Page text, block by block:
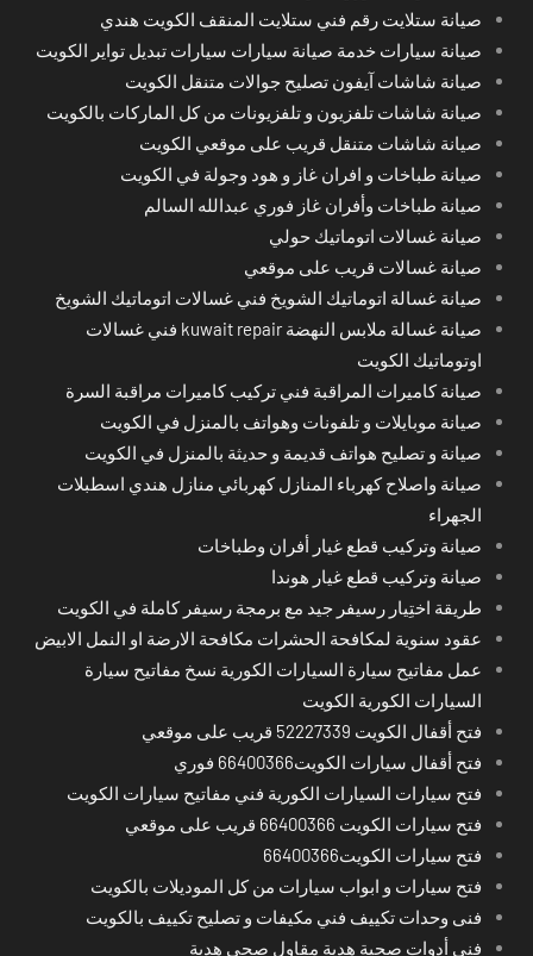
صيانة ستلايت رقم فني ستلايت المنقف الكويت هندي
صيانة سيارات خدمة صيانة سيارات سيارات تبديل تواير الكويت
صيانة شاشات آيفون تصليح جوالات متنقل الكويت
صيانة شاشات تلفزيون و تلفزيونات من كل الماركات بالكويت
صيانة شاشات متنقل قريب على موقعي الكويت
صيانة طباخات و افران غاز و هود وجولة في الكويت
صيانة طباخات وأفران غاز فوري عبدالله السالم
صيانة غسالات اتوماتيك حولي
صيانة غسالات قريب على موقعي
صيانة غسالة اتوماتيك الشويخ فني غسالات اتوماتيك الشويخ
صيانة غسالة ملابس النهضة kuwait repair فني غسالات
اوتوماتيك الكويت
صيانة كاميرات المراقبة فني تركيب كاميرات مراقبة السرة
صيانة موبايلات و تلفونات وهواتف بالمنزل في الكويت
صيانة و تصليح هواتف قديمة و حديثة بالمنزل في الكويت
صيانة واصلاح كهرباء المنازل كهربائي منازل هندي اسطبلات
الجهراء
صيانة وتركيب قطع غيار أفران وطباخات
صيانة وتركيب قطع غيار هوندا
طريقة اختِيار رسيفر جيد مع برمجة رسيفر كاملة في الكويت
عقود سنوية لمكافحة الحشرات مكافحة الارضة او النمل الابيض
عمل مفاتيح سيارة السيارات الكورية نسخ مفاتيح سيارة
السيارات الكورية الكويت
فتح أقفال الكويت 52227339 قريب على موقعي
فتح أقفال سيارات الكويت66400366 فوري
فتح سيارات السيارات الكورية فني مفاتيح سيارات الكويت
فتح سيارات الكويت 66400366 قريب على موقعي
فتح سيارات الكويت66400366
فتح سيارات و ابواب سيارات من كل الموديلات بالكويت
فنى وحدات تكييف فني مكيفات و تصليح تكييف بالكويت
فني أدوات صحية هدية مقاول صحي هدية